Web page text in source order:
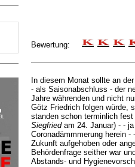
Bewertung:
In diesem Monat sollte an
- als Saisonabschluss - der
Jahre währenden und nicht
Götz Friedrich folgen würde,
standen schon terminlich fest
Siegfriedam 24. Januar) - -
Coronadämmmerung herein
Zukunft aufgehoben oder
Behördenfrage seither war
Abstands- und